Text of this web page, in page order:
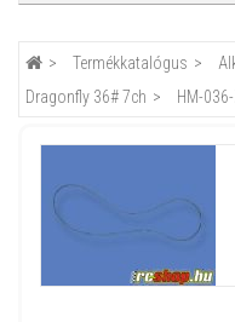
Termékkatalógus
Dragonfly 36# 7ch
HM-